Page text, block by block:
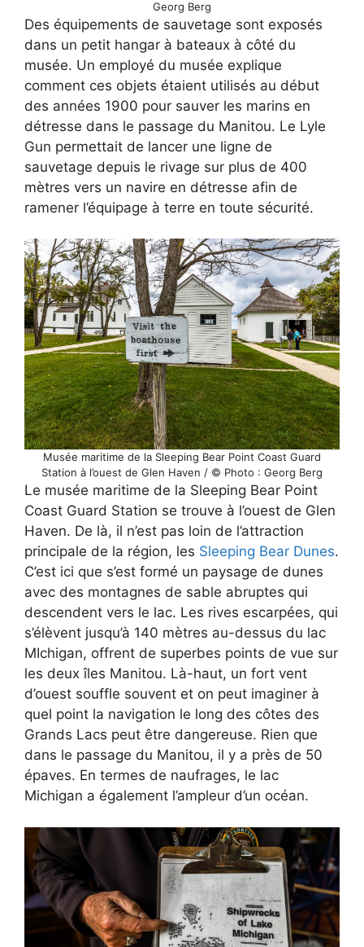
Georg Berg
Des équipements de sauvetage sont exposés
dans un petit hangar à bateaux à côté du
musée. Un employé du musée explique
comment ces objets étaient utilisés au début
des années 1900 pour sauver les marins en
détresse dans le passage du Manitou. Le Lyle
Gun permettait de lancer une ligne de
sauvetage depuis le rivage sur plus de 400
mètres vers un navire en détresse afin de
ramener l’équipage à terre en toute sécurité.
Musée maritime de la Sleeping Bear Point Coast Guard
Station à l’ouest de Glen Haven / © Photo : Georg Berg
Le musée maritime de la Sleeping Bear Point
Coast Guard Station se trouve à l’ouest de Glen
Haven. De là, il n’est pas loin de l’attraction
principale de la région, les Sleeping Bear Dunes.
C’est ici que s’est formé un paysage de dunes
avec des montagnes de sable abruptes qui
descendent vers le lac. Les rives escarpées, qui
s’élèvent jusqu’à 140 mètres au-dessus du lac
MIchigan, offrent de superbes points de vue sur
les deux îles Manitou. Là-haut, un fort vent
d’ouest souffle souvent et on peut imaginer à
quel point la navigation le long des côtes des
Grands Lacs peut être dangereuse. Rien que
dans le passage du Manitou, il y a près de 50
épaves. En termes de naufrages, le lac
Michigan a également l’ampleur d’un océan.